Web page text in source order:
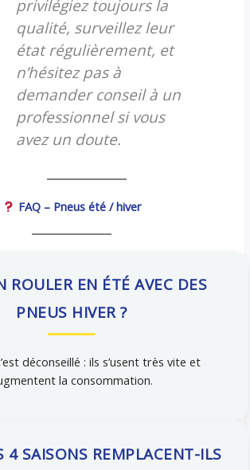
privilégiez toujours la
qualité, surveillez leur
état régulièrement, et
n’hésitez pas à
demander conseil à un
professionnel si vous
avez un doute.
FAQ – Pneus été / hiver
ROULER EN ÉTÉ AVEC DES
PNEUS HIVER ?
déconseillé : ils s’usent très vite et
la consommation.
4 SAISONS REMPLACENT-ILS